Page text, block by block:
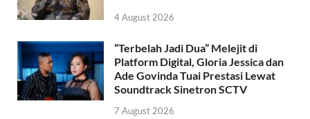
4 August 2026
“Terbelah Jadi Dua” Melejit di
Platform Digital, Gloria Jessica dan
Ade Govinda Tuai Prestasi Lewat
Soundtrack Sinetron SCTV
7 August 2026